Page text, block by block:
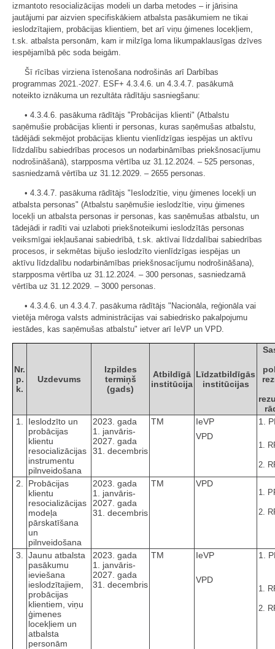
izmantoto resocializācijas modeli un darba metodes – ir jārisina
jautājumi par aizvien specifiskākiem atbalsta pasākumiem ne tikai
ieslodzītajiem, probācijas klientiem, bet arī viņu ģimenes locekļiem,
t.sk. atbalsta personām, kam ir milzīga loma likumpaklausīgas dzīves
iespējamībā pēc soda beigām.
Šī rīcības virziena īstenošana nodrošinās arī Darbības
programmas 2021.-2027. ESF+ 4.3.4.6. un 4.3.4.7. pasākumā
noteikto iznākuma un rezultāta rādītāju sasniegšanu:
• 4.3.4.6. pasākuma rādītājs "Probācijas klienti" (Atbalstu
saņēmušie probācijas klienti ir personas, kuras saņēmušas atbalstu,
tādējādi sekmējot probācijas klientu vienlīdzīgas iespējas un aktīvu
līdzdalību sabiedrības procesos un nodarbināmības priekšnosacījumu
nodrošināšanā), starpposma vērtība uz 31.12.2024. – 525 personas,
sasniedzamā vērtība uz 31.12.2029. – 2655 personas.
• 4.3.4.7. pasākuma rādītājs "Ieslodzītie, viņu ģimenes locekļi un
atbalsta personas" (Atbalstu saņēmušie ieslodzītie, viņu ģimenes
locekļi un atbalsta personas ir personas, kas saņēmušas atbalstu, un
tādejādi ir radīti vai uzlaboti priekšnoteikumi ieslodzītās personas
veiksmīgai iekļaušanai sabiedrībā, t.sk. aktīvai līdzdalībai sabiedrības
procesos, ir sekmētas bijušo ieslodzīto vienlīdzīgas iespējas un
aktīvu līdzdalību nodarbināmības priekšnosacījumu nodrošināšana),
starpposma vērtība uz 31.12.2024. – 300 personas, sasniedzamā
vērtība uz 31.12.2029. – 3000 personas.
• 4.3.4.6. un 4.3.4.7. pasākuma rādītājs "Nacionāla, reģionāla vai
vietēja mēroga valsts administrācijas vai sabiedrisko pakalpojumu
iestādes, kas saņēmušas atbalstu" ietver arī IeVP un VPD.
Nr.
p.
k.
Uzdevums
Izpildes
termiņš
(gads)
Atbildīgā
institūcija
Līdzatbildīgās
institūcijas
1.
Ieslodzīto un
probācijas
klientu
resocializācijas
instrumentu
pilnveidošana
2023. gada
1. janvāris-
2027. gada
31. decembris
TM IeVP
1.
VPD
1.
2.
2.
Probācijas
klientu
resocializācijas
modeļa
pārskatīšana
un
pilnveidošana
2023. gada
1. janvāris-
2027. gada
31. decembris
TM VPD
1.
2.
3.
Jaunu atbalsta
pasākumu
ieviešana
ieslodzītajiem,
probācijas
klientiem, viņu
ģimenes
locekļiem un
atbalsta
personām
2023. gada
1. janvāris-
2027. gada
31. decembris
TM IeVP 1.
VPD
1.
2.